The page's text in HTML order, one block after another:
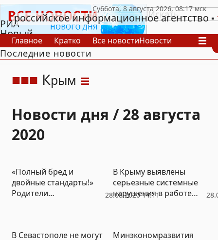
РИА
Новый
День
российское информационное агентство
Главное Кратко Все новостиНовости
В России
В мире
Последние новости
Крым
Новости дня / 28 августа
2020
28.08.2020 14:11
«Полный бред и
двойные стандарты!»
Родители
абсурдных требований
В Крыму выявлены
серьезные системные
нарушения в работе
В Севастополе не могут
Минэкономразвития